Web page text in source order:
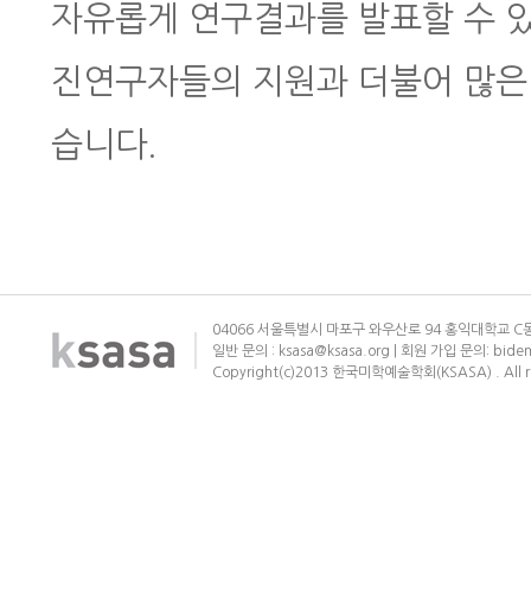
자유롭게 연구결과를 발표할 수
진연구자들의 지원과 더불어 많
습니다.
04066 서울특별시 마포구 와우산로 94 홍익대학교 C
일반 문의 : ksasa@ksasa.org | 회원 가입 문의:
Copyright(c)2013 한국미학예술학회(KSASA) . All